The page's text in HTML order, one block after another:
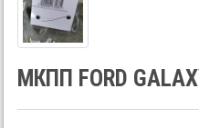
МКПП FORD